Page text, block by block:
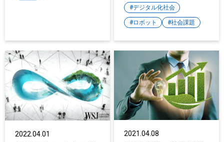
デジタル化社会
ロボット 社会課題
2022.04.01 2021.04.08